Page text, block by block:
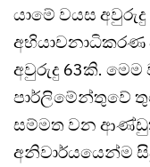
යාමේ වයස
අවුරුදු 63කි.
පාර්ලිමේන්තුවේ
සම්මත වන
අනිවාර්යයෙන්ම